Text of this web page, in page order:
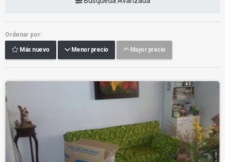
Ordenar por:
Más nuevo Menor precio Mayor precio